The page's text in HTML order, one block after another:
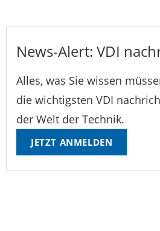
News-Alert: VDI
Alles, was Sie wissen
die wichtigsten VDI
der Welt der Technik.
JETZT ANMELDEN